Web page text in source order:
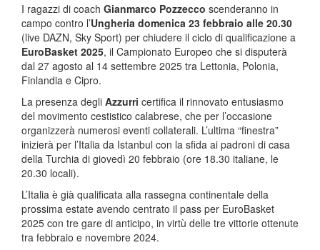
I ragazzi di coach Gianmarco Pozzecco scenderanno in
campo contro l’Ungheria domenica 23 febbraio alle 20.30
(live DAZN, Sky Sport) per chiudere il ciclo di qualificazione a
EuroBasket 2025, il Campionato Europeo che si disputerà
dal 27 agosto al 14 settembre 2025 tra Lettonia, Polonia,
Finlandia e Cipro.
La presenza degli Azzurri certifica il rinnovato entusiasmo
del movimento cestistico calabrese, che per l’occasione
organizzerà numerosi eventi collaterali. L’ultima “finestra”
inizierà per l’Italia da Istanbul con la sfida ai padroni di casa
della Turchia di giovedì 20 febbraio (ore 18.30 italiane, le
20.30 locali).
L’Italia è già qualificata alla rassegna continentale della
prossima estate avendo centrato il pass per EuroBasket
2025 con tre gare di anticipo, in virtù delle tre vittorie ottenute
tra febbraio e novembre 2024.